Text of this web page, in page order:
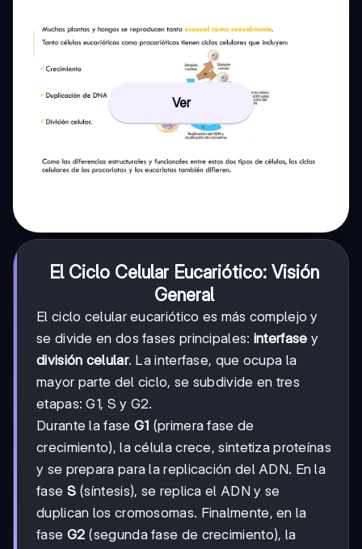
Ver
El Ciclo Celular Eucariótico: Visión
General
El ciclo celular eucariótico es más complejo y
se divide en dos fases principales: interfase y
división celular. La interfase, que ocupa la
mayor parte del ciclo, se subdivide en tres
etapas: G1, S y G2.
Durante la fase G1 (primera fase de
crecimiento), la célula crece, sintetiza proteínas
y se prepara para la replicación del ADN. En la
fase S(síntesis), se replica el ADN y se
duplican los cromosomas. Finalmente, en la
fase G2 (segunda fase de crecimiento), la